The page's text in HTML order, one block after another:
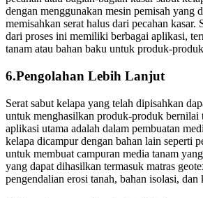
dengan menggunakan mesin pemisah yang
memisahkan serat halus dari pecahan kasar.
dari proses ini memiliki berbagai aplikasi,
tanam atau bahan baku untuk produk-
6.Pengolahan Lebih Lanjut
Serat sabut kelapa yang telah dipisahkan
untuk menghasilkan produk-produk bernilai
aplikasi utama adalah dalam pembuatan
kelapa dicampur dengan bahan lain seperti
untuk membuat campuran media tanam
yang dapat dihasilkan termasuk matras
pengendalian erosi tanah, bahan isolasi, dan